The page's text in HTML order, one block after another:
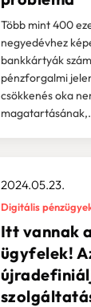
Több mint 400
negyedévhez
bankkártyák
pénzforgalmi
csökkenés oka
Itt vannak
ügyfelek!
2024.05.23.
Digitális